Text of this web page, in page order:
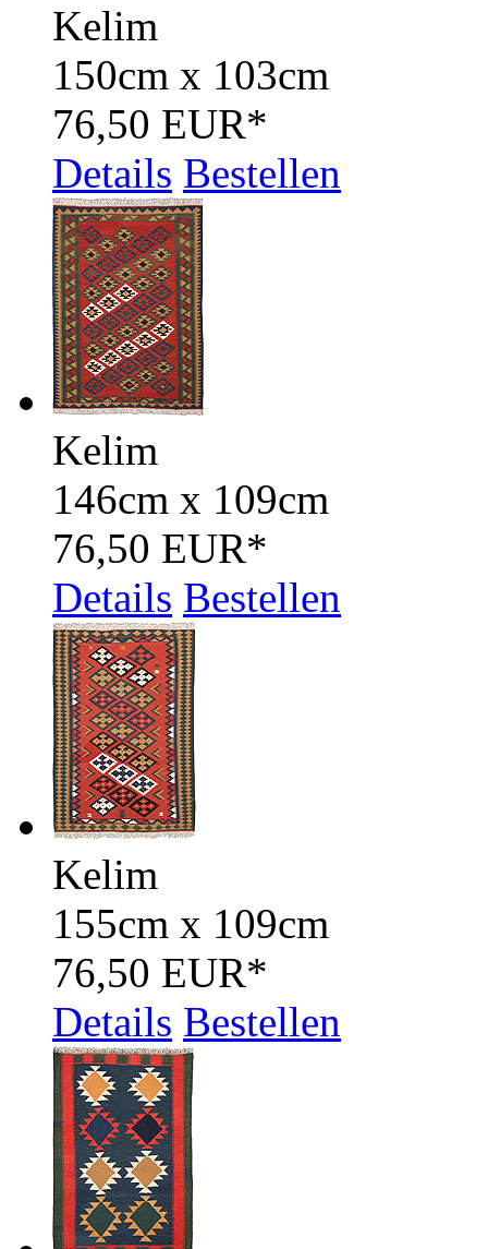
Kelim
150cm x 103cm
76,50 EUR*
Details Bestellen
Kelim
146cm x 109cm
76,50 EUR*
Details Bestellen
Kelim
155cm x 109cm
76,50 EUR*
Details Bestellen